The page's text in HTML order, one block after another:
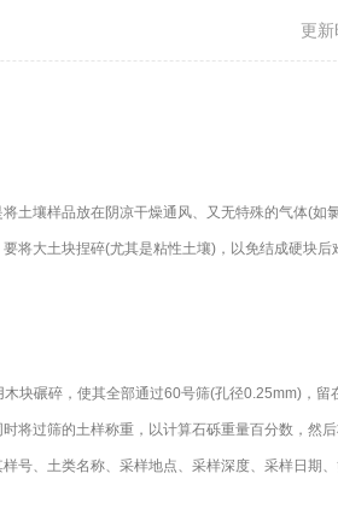
更
土壤样品放在阴凉干燥通风、又无特殊的气体(
将大土块捏碎(尤其是粘性土壤)，以免结成硬块
块碾碎，使其全部通过60号筛(孔径0.25mm)，
将过筛的土样称重，以计算石砾重量百分数，然
号、土类名称、采样地点、采样深度、采样日